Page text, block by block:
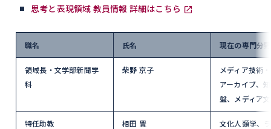
思考と表現領域 教員情報 詳細はこちら
職名 氏名 現在の専門分野
領域長・文学部新聞学
科
柴野 京子
メディア技術
アーカイブ、
盤、メディア
特任助教 相田 豊
文化人類学、